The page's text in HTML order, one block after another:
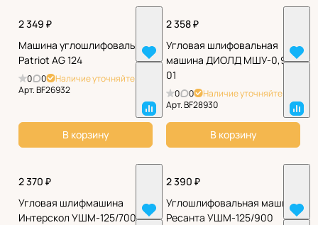
2 349 ₽
Машина углошлифовальная
Patriot AG 124
0 0
Наличие уточняйте
Арт.BF26932
В корзину
2 358 ₽
Угловая шлифовальная
машина ДИОЛД МШУ-0,9-
01
0 0
Наличие уточняйте
Арт.BF28930
В корзину
2 370 ₽
Угловая шлифмашина
Интерскол УШМ-125/700
2 390 ₽
Углошлифовальная машина
Ресанта УШМ-125/900